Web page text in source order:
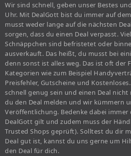
Wir sind schnell, geben unser Bestes
Uhr. Mit DealGott bist du immer auf
musst weder lange auf die nächsten
sorgen, dass du einen Deal verpasst.
Schnäppchen sind befristetet oder
ausverkauft. Das heißt, du musst bei
denn sonst ist alles weg. Das ist oft der
Kategorien wie zum Beispiel
Preisfehler, Gutscheine und
schnell genug sein und einen Deal
du den Deal melden und wir kümmern
Veröffentlichung. Bedenke dabei immer
DealGott gilt und zudem muss der
Trusted Shops geprüft). Solltest du dir
Deal gut ist, kannst du uns gerne um
den Deal für dich.